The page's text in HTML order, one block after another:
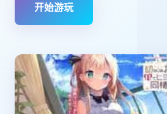
开始游玩